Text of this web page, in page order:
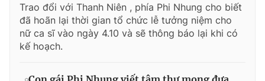
Trao đổi với Thanh Niên , phía Phi Nhung cho biết
đã hoãn lại thời gian tổ chức lễ tưởng niệm cho
nữ ca sĩ vào ngày 4.10 và sẽ thông báo lại khi có
kế hoạch.